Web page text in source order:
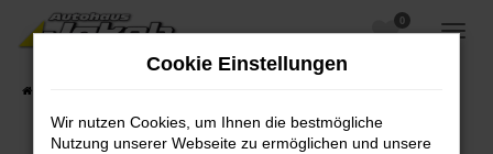
Zum
Hauptinhalt
0
Cookie Einstellungen
Wir nutzen Cookies, um Ihnen die bestmögliche
Nutzung unserer Webseite zu ermöglichen und unsere